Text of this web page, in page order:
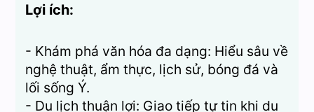
Lợi ích:
- Khám phá văn hóa đa dạng: Hiểu sâu về
nghệ thuật, ẩm thực, lịch sử, bóng đá và
lối sống Ý.
- Du lịch thuận lợi: Giao tiếp tự tin khi du